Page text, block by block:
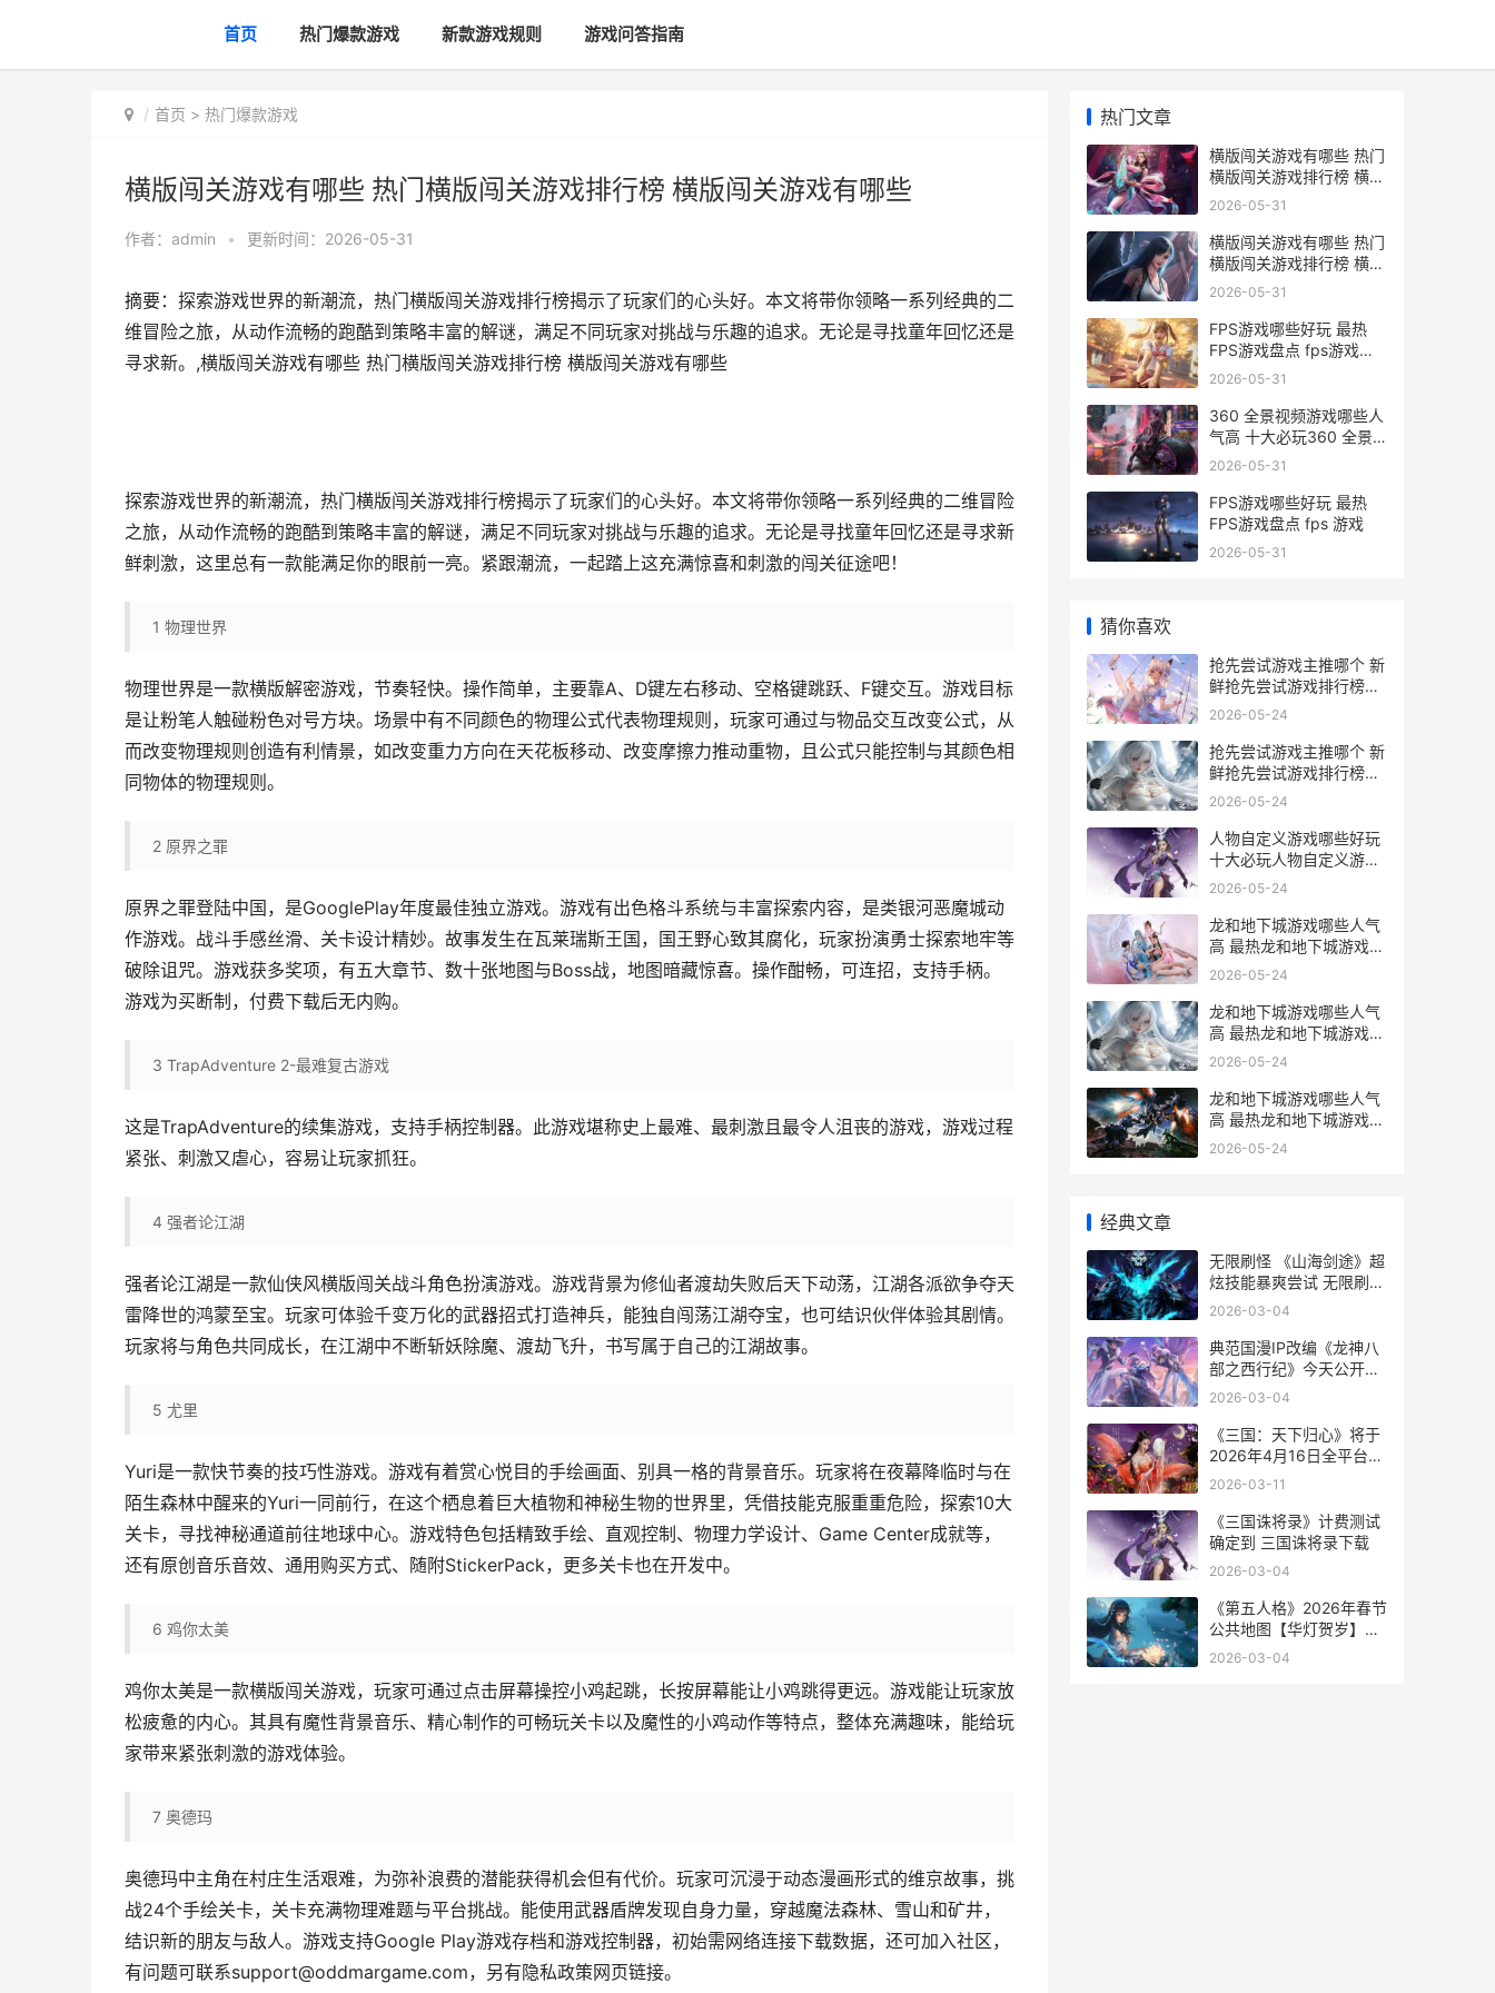
首页 热门爆款游戏 新款游戏规则 游戏问答指南
首页 > 热门爆款游戏
横版闯关游戏有哪些 热门横版闯关游戏排行榜 横版闯关游戏有哪些
作者： admin • 更新时间：2026-05-31
摘要：探索游戏世界的新潮流，热门横版闯关游戏排行榜揭示了玩家们的心头好。本文将带你领略一系列经典的二
维冒险之旅，从动作流畅的跑酷到策略丰富的解谜，满足不同玩家对挑战与乐趣的追求。无论是寻找童年回忆还是
寻求新。,横版闯关游戏有哪些 热门横版闯关游戏排行榜 横版闯关游戏有哪些
探索游戏世界的新潮流，热门横版闯关游戏排行榜揭示了玩家们的心头好。本文将带你领略一系列经典的二维冒险
之旅，从动作流畅的跑酷到策略丰富的解谜，满足不同玩家对挑战与乐趣的追求。无论是寻找童年回忆还是寻求新
鲜刺激，这里总有一款能满足你的眼前一亮。紧跟潮流，一起踏上这充满惊喜和刺激的闯关征途吧！
1 物理世界
物理世界是一款横版解密游戏，节奏轻快。操作简单，主要靠A、D键左右移动、空格键跳跃、F键交互。游戏目标
是让粉笔人触碰粉色对号方块。场景中有不同颜色的物理公式代表物理规则，玩家可通过与物品交互改变公式，从
而改变物理规则创造有利情景，如改变重力方向在天花板移动、改变摩擦力推动重物，且公式只能控制与其颜色相
同物体的物理规则。
2 原界之罪
原界之罪登陆中国，是GooglePlay年度最佳独立游戏。游戏有出色格斗系统与丰富探索内容，是类银河恶魔城动
作游戏。战斗手感丝滑、关卡设计精妙。故事发生在瓦莱瑞斯王国，国王野心致其腐化，玩家扮演勇士探索地牢等
破除诅咒。游戏获多奖项，有五大章节、数十张地图与Boss战，地图暗藏惊喜。操作酣畅，可连招，支持手柄。
游戏为买断制，付费下载后无内购。
3 TrapAdventure 2-最难复古游戏
这是TrapAdventure的续集游戏，支持手柄控制器。此游戏堪称史上最难、最刺激且最令人沮丧的游戏，游戏过程
紧张、刺激又虐心，容易让玩家抓狂。
4 强者论江湖
强者论江湖是一款仙侠风横版闯关战斗角色扮演游戏。游戏背景为修仙者渡劫失败后天下动荡，江湖各派欲争夺天
雷降世的鸿蒙至宝。玩家可体验千变万化的武器招式打造神兵，能独自闯荡江湖夺宝，也可结识伙伴体验其剧情。
玩家将与角色共同成长，在江湖中不断斩妖除魔、渡劫飞升，书写属于自己的江湖故事。
5 尤里
Yuri是一款快节奏的技巧性游戏。游戏有着赏心悦目的手绘画面、别具一格的背景音乐。玩家将在夜幕降临时与在
陌生森林中醒来的Yuri一同前行，在这个栖息着巨大植物和神秘生物的世界里，凭借技能克服重重危险，探索10大
关卡，寻找神秘通道前往地球中心。游戏特色包括精致手绘、直观控制、物理力学设计、Game Center成就等，
还有原创音乐音效、通用购买方式、随附StickerPack，更多关卡也在开发中。
6 鸡你太美
鸡你太美是一款横版闯关游戏，玩家可通过点击屏幕操控小鸡起跳，长按屏幕能让小鸡跳得更远。游戏能让玩家放
松疲惫的内心。其具有魔性背景音乐、精心制作的可畅玩关卡以及魔性的小鸡动作等特点，整体充满趣味，能给玩
家带来紧张刺激的游戏体验。
7 奥德玛
奥德玛中主角在村庄生活艰难，为弥补浪费的潜能获得机会但有代价。玩家可沉浸于动态漫画形式的维京故事，挑
战24个手绘关卡，关卡充满物理难题与平台挑战。能使用武器盾牌发现自身力量，穿越魔法森林、雪山和矿井，
结识新的朋友与敌人。游戏支持Google Play游戏存档和游戏控制器，初始需网络连接下载数据，还可加入社区，
有问题可联系support@oddmargame.com，另有隐私政策网页链接。
热门文章
横版闯关游戏有哪些 热门
横版闯关游戏排行榜 横版
闯关游戏有哪些
2026-05-31
横版闯关游戏有哪些 热门
横版闯关游戏排行榜 横版
闯关游戏推荐
2026-05-31
FPS游戏哪些好玩 最热
FPS游戏盘点 fps游戏盘
点
2026-05-31
360 全景视频游戏哪些人
气高 十大必玩360 全景
视频游戏排行榜前10 360
2026-05-31
FPS游戏哪些好玩 最热
FPS游戏盘点 fps 游戏
2026-05-31
猜你喜欢
抢先尝试游戏主推哪个 新
鲜抢先尝试游戏排行榜前
10 抢先尝鲜什么意思
2026-05-24
抢先尝试游戏主推哪个 新
鲜抢先尝试游戏排行榜前
10 抢先体验游戏怎么玩
2026-05-24
人物自定义游戏哪些好玩
十大必玩人物自定义游戏
主推 可以自定义人物性格
2026-05-24
龙和地下城游戏哪些人气
高 最热龙和地下城游戏排
行榜前10 龙与地下城是什
2026-05-24
龙和地下城游戏哪些人气
高 最热龙和地下城游戏排
行榜前10 龙与地下城规则
2026-05-24
龙和地下城游戏哪些人气
高 最热龙和地下城游戏排
行榜前10 龙与地下城的龙
2026-05-24
经典文章
无限刷怪 《山海剑途》超
炫技能暴爽尝试 无限刷怪
手游
2026-03-04
典范国漫IP改编《龙神八
部之西行纪》今天公开测
试 典范国漫ip改编方案
2026-03-04
《三国：天下归心》将于
2026年4月16日全平台
PC、安卓、i0S同步上线
2026-03-11
《三国诛将录》计费测试
确定到 三国诛将录下载
2026-03-04
《第五人格》2026年春节
公共地图【华灯贺岁】马
上上线，海量福利等待领
2026-03-04